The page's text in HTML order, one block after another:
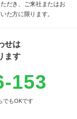
だき、ご来社またはお
た方に限ります。
せは
ます
153
でもOKです